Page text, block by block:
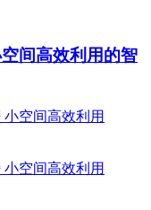
间高效利用的智